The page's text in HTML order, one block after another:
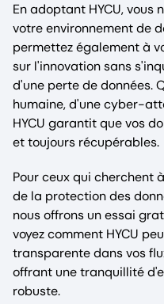
En adoptant HYCU, vous
votre environnement de
permettez également à
sur l'innovation sans
d'une perte de données.
humaine, d'une cyber-
HYCU garantit que vos
et toujours récupérables.
Pour ceux qui cherchent
de la protection des
nous offrons un essai
voyez comment HYCU
transparente dans vos
offrant une tranquillité
robuste.